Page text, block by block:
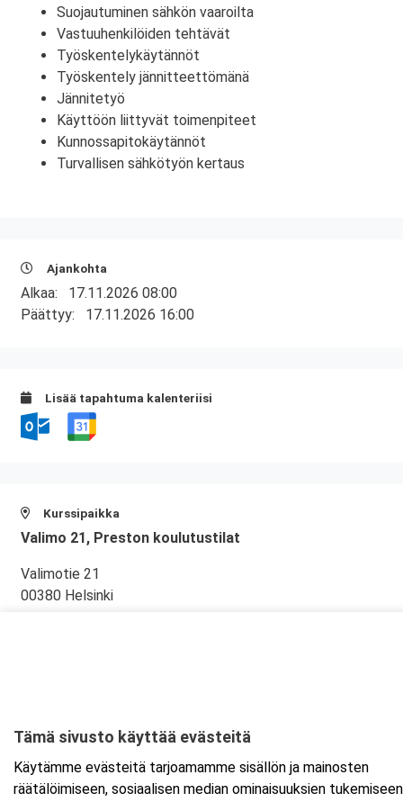
Suojautuminen sähkön vaaroilta
Vastuuhenkilöiden tehtävät
Työskentelykäytännöt
Työskentely jännitteettömänä
Jännitetyö
Käyttöön liittyvät toimenpiteet
Kunnossapitokäytännöt
Turvallisen sähkötyön kertaus
Ajankohta
Alkaa: 17.11.2026 08:00
Päättyy: 17.11.2026 16:00
Lisää tapahtuma kalenteriisi
Kurssipaikka
Valimo 21, Preston koulutustilat
Valimotie 21
00380 Helsinki
Tämä sivusto käyttää evästeitä
Käytämme evästeitä tarjoamamme sisällön ja mainosten
räätälöimiseen, sosiaalisen median ominaisuuksien tukemiseen